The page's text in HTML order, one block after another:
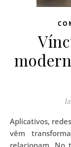
Aplicativos, redes sociais e a lógica do excesso de opções
vêm
relacionam. No